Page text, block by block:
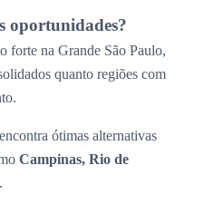
oportunidades?
forte na Grande São Paulo,
quanto regiões com
ótimas alternativas
Campinas, Rio de
.